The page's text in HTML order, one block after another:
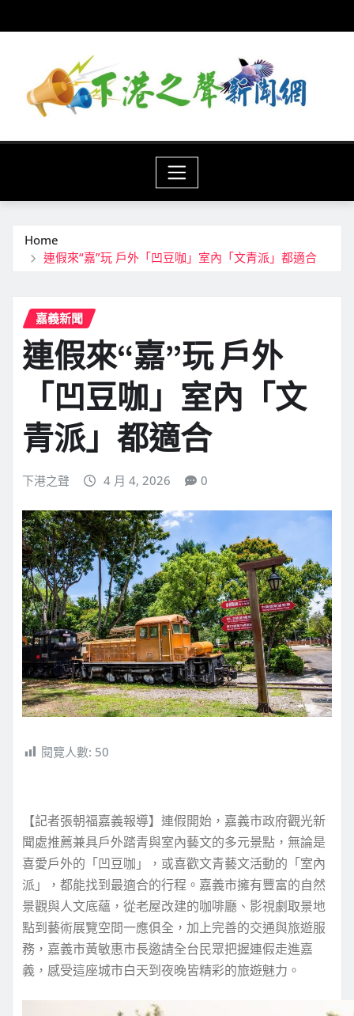
to
Home
連假來“嘉”玩 戶外「凹豆咖」室內「文青派」都適合
嘉義新聞
連假來“嘉”玩 戶外
「凹豆咖」室內「文
青派」都適合
下港之聲 4 月 4, 2026 0
閱覽人數: 50
【記者張朝福嘉義報導】連假開始，嘉義市政府觀光新
聞處推薦兼具戶外踏青與室內藝文的多元景點，無論是
喜愛戶外的「凹豆咖」，或喜歡文青藝文活動的「室內
派」，都能找到最適合的行程。嘉義市擁有豐富的自然
景觀與人文底蘊，從老屋改建的咖啡廳、影視劇取景地
點到藝術展覽空間一應俱全，加上完善的交通與旅遊服
務，嘉義市黃敏惠市長邀請全台民眾把握連假走進嘉
義，感受這座城市白天到夜晚皆精彩的旅遊魅力。